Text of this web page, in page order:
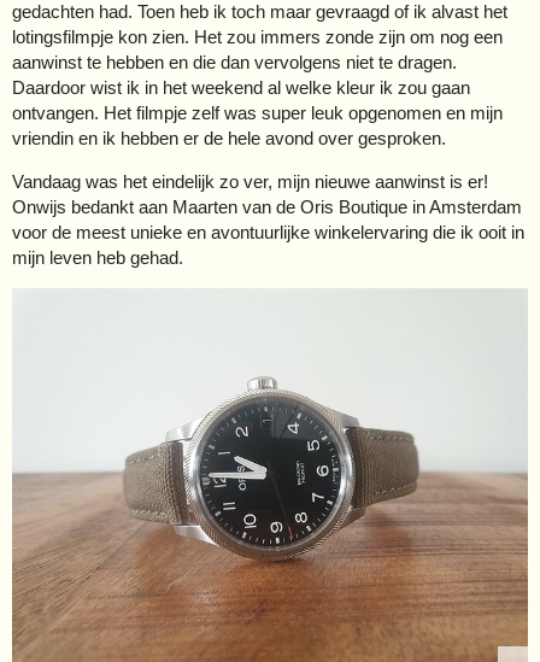
gedachten had. Toen heb ik toch maar gevraagd of ik alvast het
lotingsfilmpje kon zien. Het zou immers zonde zijn om nog een
aanwinst te hebben en die dan vervolgens niet te dragen.
Daardoor wist ik in het weekend al welke kleur ik zou gaan
ontvangen. Het filmpje zelf was super leuk opgenomen en mijn
vriendin en ik hebben er de hele avond over gesproken.
Vandaag was het eindelijk zo ver, mijn nieuwe aanwinst is er!
Onwijs bedankt aan Maarten van de Oris Boutique in Amsterdam
voor de meest unieke en avontuurlijke winkelervaring die ik ooit in
mijn leven heb gehad.